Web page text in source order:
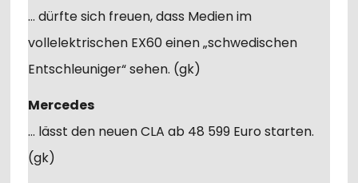
… dürfte sich freuen, dass Medien im
vollelektrischen EX60 einen „schwedischen
Entschleuniger“ sehen. (gk)
Mercedes
… lässt den neuen CLA ab 48 599 Euro starten.
(gk)